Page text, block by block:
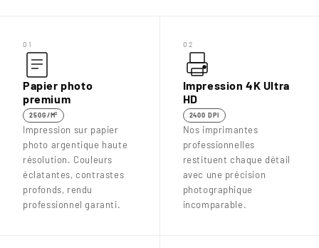
01
Papier photo
premium
250G/M²
Impression sur papier
photo argentique haute
résolution. Couleurs
éclatantes, contrastes
profonds, rendu
professionnel garanti.
02
Impression 4K Ultra
HD
2400 DPI
Nos imprimantes
professionnelles
restituent chaque détail
avec une précision
photographique
incomparable.